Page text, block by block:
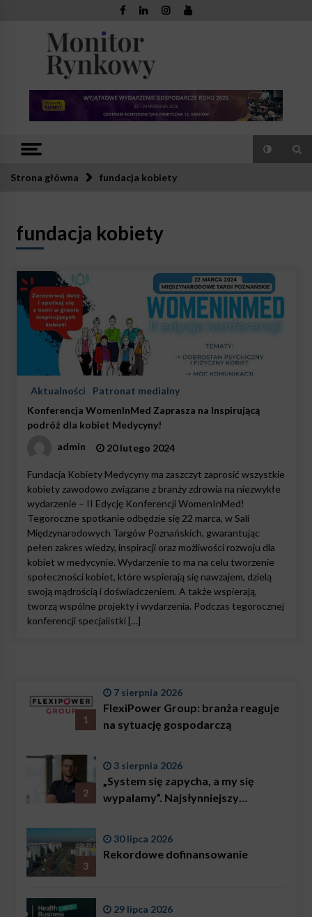
Monitor
Rynkowy
Strona główna fundacja kobiety
fundacja kobiety
Aktualności
Patronat medialny
Konferencja WomenInMed Zaprasza na Inspirującą
podróż dla kobiet Medycyny!
admin
20 lutego 2024
Fundacja Kobiety Medycyny ma zaszczyt zaprosić wszystkie
kobiety zawodowo związane z branży zdrowia na niezwykłe
wydarzenie – II Edycję Konferencji WomenInMed!
Tegoroczne spotkanie odbędzie się 22 marca, w Sali
Międzynarodowych Targów Poznańskich, gwarantując
pełen zakres wiedzy, inspiracji oraz możliwości rozwoju dla
kobiet w medycynie. Wydarzenie to ma na celu tworzenie
społeczności kobiet, które wspierają się nawzajem, dzielą
swoją mądrością i doświadczeniem. A także wspierają,
tworzą wspólne projekty i wydarzenia. Podczas tegorocznej
konferencji specjalistki […]
1
7 sierpnia 2026
FlexiPower Group: branża reaguje
na sytuację gospodarczą
2
3 sierpnia 2026
„System się zapycha, a my się
wypalamy”. Najsłynniejszy
problemem są nie tylko choroby
3
30 lipca 2026
Rekordowe dofinansowanie
29 lipca 2026